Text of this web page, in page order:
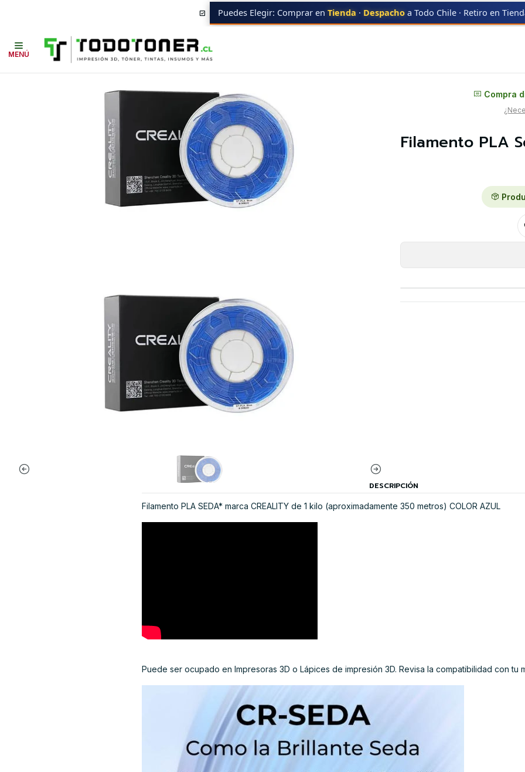
MENÚ
Puedes Elegir: Comprar en Tienda · Despacho a Todo Chile · Retiro en
PLA TIPO SEDA CREALITY Filamento PLA Seda Azul 1kg Creality | Filamentos
Compra
Filamento PLA
DESCRIPCIÓN
Filamento PLA SEDA* marca CREALITY de 1 kilo (aproximadamente 350 metros) COLOR AZUL
Puede ser ocupado en Impresoras 3D o Lápices de impresión 3D. Revisa la compatibilidad con tu